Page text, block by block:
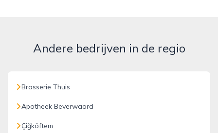
Andere bedrijven in de regio
Brasserie Thuis
Apotheek Beverwaard
Çiğköftem